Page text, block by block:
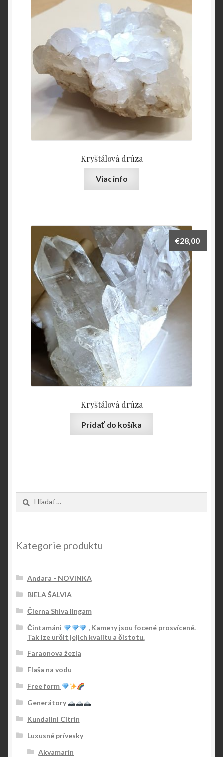
Kryštálová drúza
Viac info
Kryštálová drúza
€28,00
Pridať do košíka
Kategorie produktu
Andara - NOVINKA
BIELA ŠALVIA
Čierna Shiva lingam
Čintamáni
, Kameny jsou focené prosvícené.
Tak lze určit jejich kvalitu a čistotu.
Faraonova žezla
Flaša na vodu
Free form
Generátory
Kundalini Citrin
Luxusné prívesky
Akvamarín